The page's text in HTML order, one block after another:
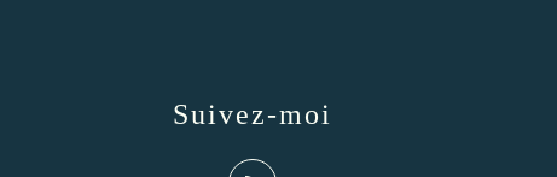
Suivez-moi